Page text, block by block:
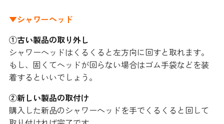
▼シャワーヘッド
①古い製品の取り外し
シャワーヘッドはくるくると左方向に回すと取れます。
もし、固くてヘッドが回らない場合はゴム手袋などを装
着するといいでしょう。
②新しい製品の取付け
購入した新品のシャワーヘッドを手でくるくると回して